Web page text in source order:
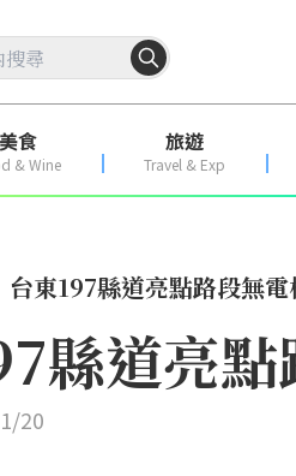
美食
& Wine
旅遊
Travel & Exp
台東197縣道亮點路段無
縣道亮
20